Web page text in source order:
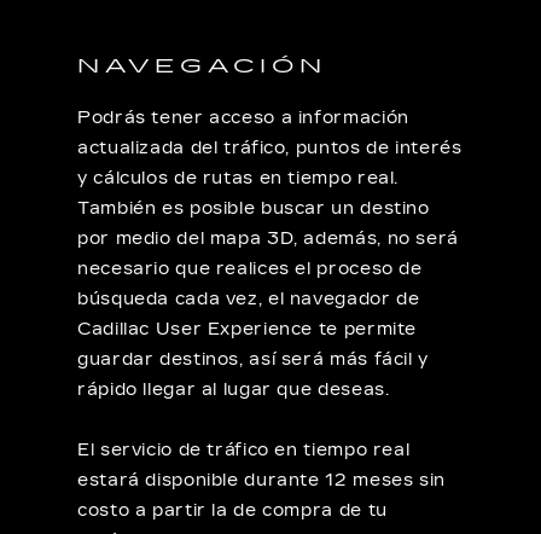
NAVEGACIÓN
Podrás tener acceso a información
actualizada del tráfico, puntos de interés
y cálculos de rutas en tiempo real.
También es posible buscar un destino
por medio del mapa 3D, además, no será
necesario que realices el proceso de
búsqueda cada vez, el navegador de
Cadillac User Experience te permite
guardar destinos, así será más fácil y
rápido llegar al lugar que deseas.
El servicio de tráfico en tiempo real
estará disponible durante 12 meses sin
costo a partir la de compra de tu